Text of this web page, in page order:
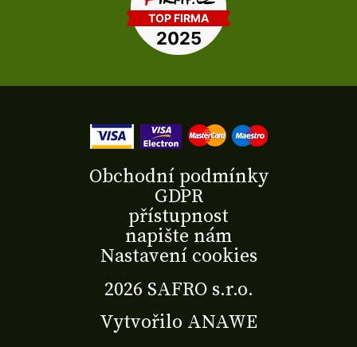
2026 SAFRO s.r.o.
Vytvořilo ANAWE
Obchodní podmínky
GDPR
přístupnost
napište nám
Nastavení cookies